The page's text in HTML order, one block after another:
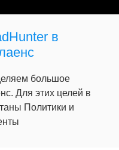
в
большое
Для этих целей в
Политики и